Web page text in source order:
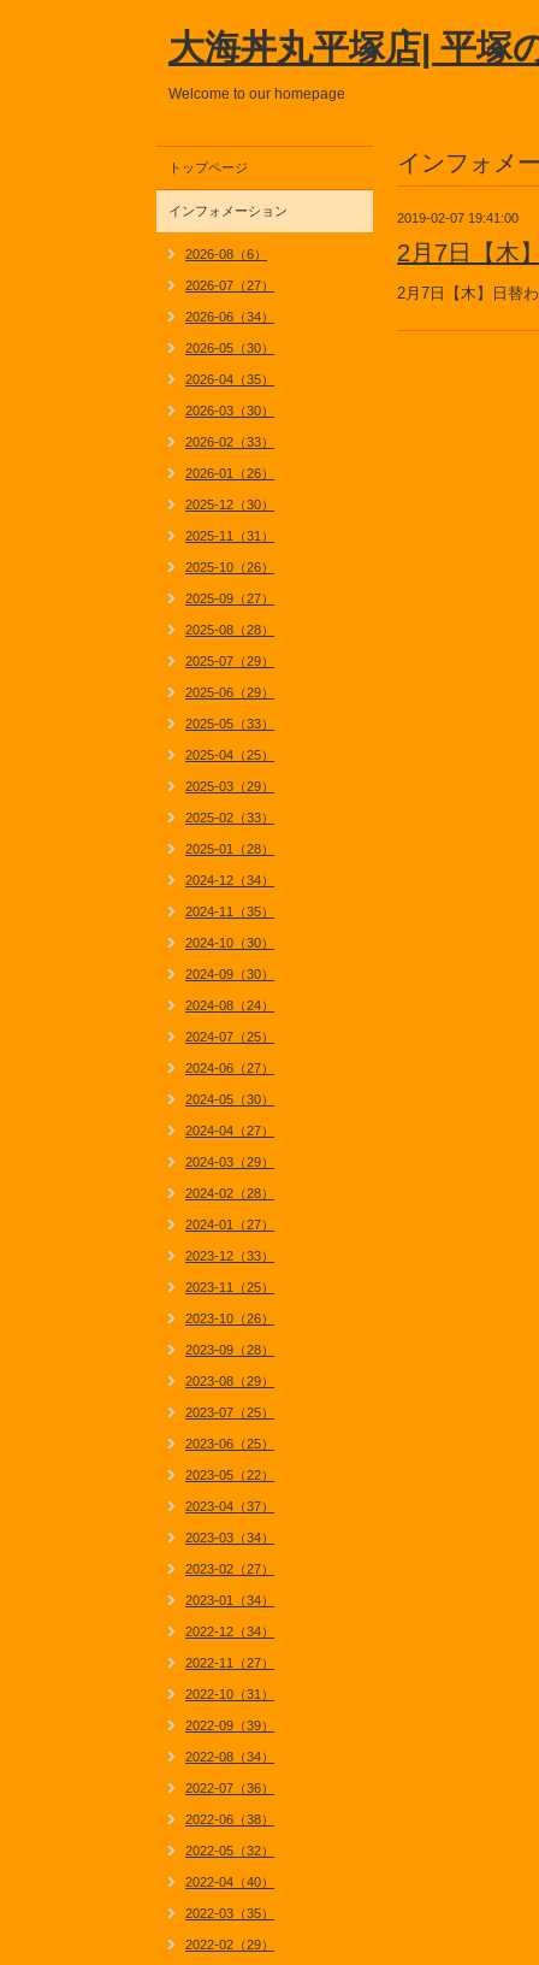
大海丼丸平塚店| 平塚
Welcome to our homepage
インフォメ
2019-02-07 19:41:00
2月7日【木
2月7日【木】日替
トップページ
インフォメーション
2026-08（6）
2026-07（27）
2026-06（34）
2026-05（30）
2026-04（35）
2026-03（30）
2026-02（33）
2026-01（26）
2025-12（30）
2025-11（31）
2025-10（26）
2025-09（27）
2025-08（28）
2025-07（29）
2025-06（29）
2025-05（33）
2025-04（25）
2025-03（29）
2025-02（33）
2025-01（28）
2024-12（34）
2024-11（35）
2024-10（30）
2024-09（30）
2024-08（24）
2024-07（25）
2024-06（27）
2024-05（30）
2024-04（27）
2024-03（29）
2024-02（28）
2024-01（27）
2023-12（33）
2023-11（25）
2023-10（26）
2023-09（28）
2023-08（29）
2023-07（25）
2023-06（25）
2023-05（22）
2023-04（37）
2023-03（34）
2023-02（27）
2023-01（34）
2022-12（34）
2022-11（27）
2022-10（31）
2022-09（39）
2022-08（34）
2022-07（36）
2022-06（38）
2022-05（32）
2022-04（40）
2022-03（35）
2022-02（29）